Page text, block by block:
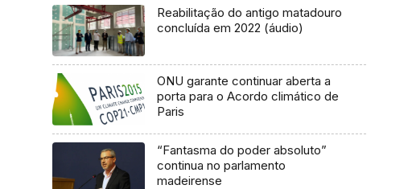
Reabilitação do antigo matadouro
concluída em 2022 (áudio)
ONU garante continuar aberta a
porta para o Acordo climático de
Paris
“Fantasma do poder absoluto”
continua no parlamento
madeirense